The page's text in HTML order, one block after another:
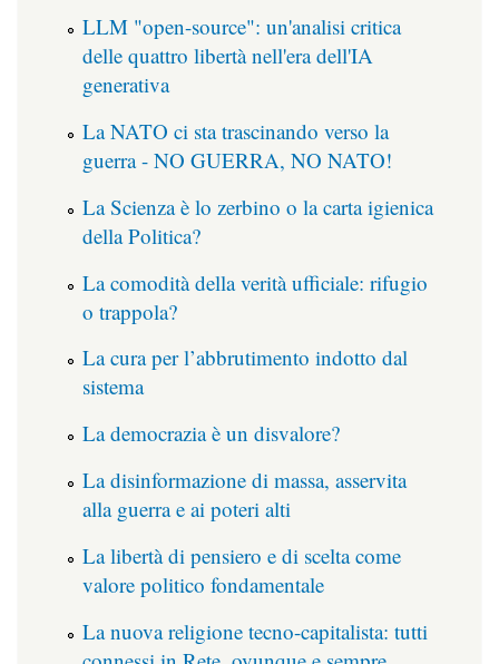
LLM "open-source": un'analisi critica
delle quattro libertà nell'era dell'IA
generativa
La NATO ci sta trascinando verso la
guerra - NO GUERRA, NO NATO!
La Scienza è lo zerbino o la carta igienica
della Politica?
La comodità della verità ufficiale: rifugio
o trappola?
La cura per l’abbrutimento indotto dal
sistema
La democrazia è un disvalore?
La disinformazione di massa, asservita
alla guerra e ai poteri alti
La libertà di pensiero e di scelta come
valore politico fondamentale
La nuova religione tecno-capitalista: tutti